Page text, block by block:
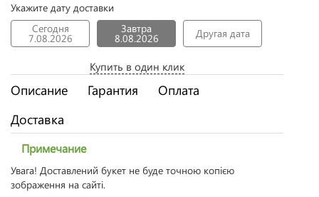
Укажите дату доставки
Сегодня
7.08.2026
Завтра
8.08.2026 Другая дата
Купить в один клик
Описание Гарантия
Оплата
Доставка
Примечание
Увага! Доставлений букет не буде точною копією
зображення на сайті.